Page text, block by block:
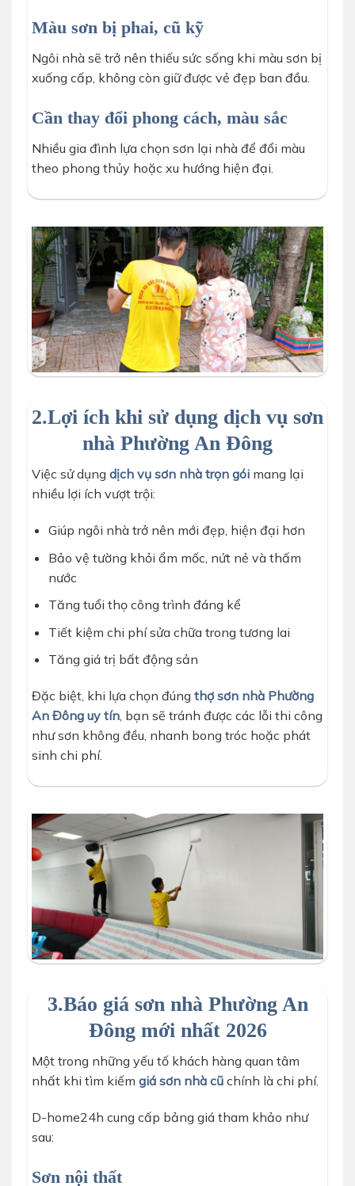
Màu sơn bị phai, cũ kỹ
Ngôi nhà sẽ trở nên thiếu sức sống khi màu sơn bị
xuống cấp, không còn giữ được vẻ đẹp ban đầu.
Cần thay đổi phong cách, màu sắc
Nhiều gia đình lựa chọn sơn lại nhà để đổi màu
theo phong thủy hoặc xu hướng hiện đại.
2.Lợi ích khi sử dụng dịch vụ sơn
nhà Phường An Đông
Việc sử dụng dịch vụ sơn nhà trọn gói mang lại
nhiều lợi ích vượt trội:
Giúp ngôi nhà trở nên mới đẹp, hiện đại hơn
Bảo vệ tường khỏi ẩm mốc, nứt nẻ và thấm
nước
Tăng tuổi thọ công trình đáng kể
Tiết kiệm chi phí sửa chữa trong tương lai
Tăng giá trị bất động sản
Đặc biệt, khi lựa chọn đúng thợ sơn nhà Phường
An Đông uy tín, bạn sẽ tránh được các lỗi thi công
như sơn không đều, nhanh bong tróc hoặc phát
sinh chi phí.
3.Báo giá sơn nhà Phường An
Đông mới nhất 2026
Một trong những yếu tố khách hàng quan tâm
nhất khi tìm kiếm giá sơn nhà cũ chính là chi phí.
D-home24h cung cấp bảng giá tham khảo như
sau:
Sơn nội thất